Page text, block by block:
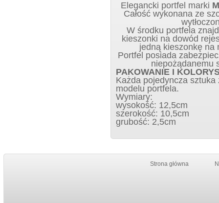
Elegancki portfel marki
Całość wykonana ze
W środku portfela
kieszonki na dowód
jedną kieszonkę na
Portfel posiada
niepożądanemu
PAKOWANIE I
Każda pojedyncza
modelu portfela.
Wymiary:
wysokość: 12,5cm
szerokość: 10,5cm
grubość: 2,5cm
Strona główna